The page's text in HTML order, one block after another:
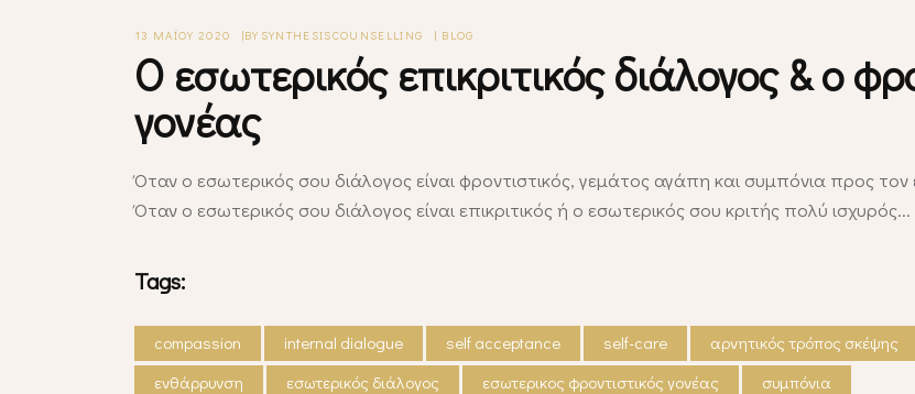
13 ΜΑΪ́ΟΥ 2020 BY SYNTHESISCOUNSELLING BLOG
Ο εσωτερικός επικριτικός διάλογος & ο
γονέας
Όταν ο εσωτερικός σου διάλογος είναι φροντιστικός, γεμάτος αγάπη και συμπόνια προς
Όταν ο εσωτερικός σου διάλογος είναι επικριτικός ή ο εσωτερικός σου κριτής πολύ ισχυρός
Tags:
compassion internal dialogue self acceptance self-care αρνητικός τρόπος σκέψης
ενθάρρυνση
εσωτερικός διάλογος εσωτερικος φροντιστικός γονέας συμπόνια